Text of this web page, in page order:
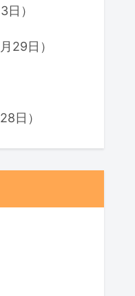
）
29日）
日）